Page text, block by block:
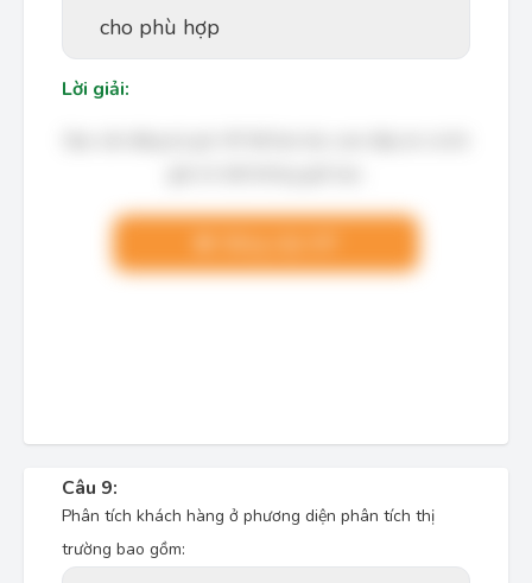
cho phù hợp
Lời giải:
Câu 9:
Phân tích khách hàng ở phương diện phân tích thị
trường bao gồm: